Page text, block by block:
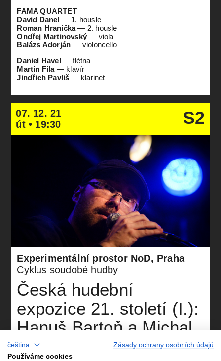
FAMA QUARTET
David Danel — 1. housle
Roman Hranička— 2. housle
Ondřej Martinovský — viola
Balázs Adorján — violoncello
Daniel Havel — flétna
Martin Fila — klavír
Jindřich Pavliš —klarinet
07. 12. 21
út • 19:30
S2
Experimentální prostor NoD, Praha
Cyklus soudobé hudby
Česká hudební
expozice 21. století (I.):
Hanuš Bartoň a Michal
Nejtek
čeština
Zásady ochrany osobních údajů
Používáme cookies